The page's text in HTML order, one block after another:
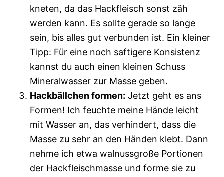
kneten, da das Hackfleisch sonst zäh
werden kann. Es sollte gerade so lange
sein, bis alles gut verbunden ist. Ein kleiner
Tipp: Für eine noch saftigere Konsistenz
kannst du auch einen kleinen Schuss
Mineralwasser zur Masse geben.
Hackbällchen formen: Jetzt geht es ans
Formen! Ich feuchte meine Hände leicht
mit Wasser an, das verhindert, dass die
Masse zu sehr an den Händen klebt. Dann
nehme ich etwa walnussgroße Portionen
der Hackfleischmasse und forme sie zu